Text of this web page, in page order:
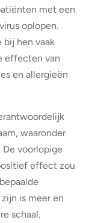
met een
oplopen.
bij hen vaak
effecten van
en allergieën
waaronder
voorlopige
effect zou
is meer en
schaal.